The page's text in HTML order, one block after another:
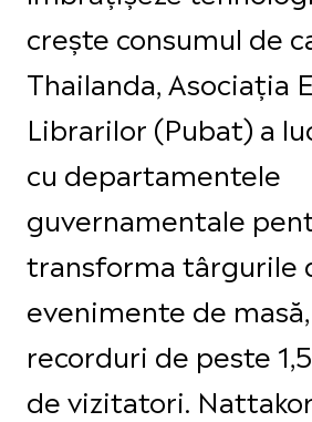
crește consumul de
Thailanda, Asociația
Librarilor (Pubat) a
cu departamentele
guvernamentale
transforma târgurile
evenimente de
recorduri de peste
de vizitatori.